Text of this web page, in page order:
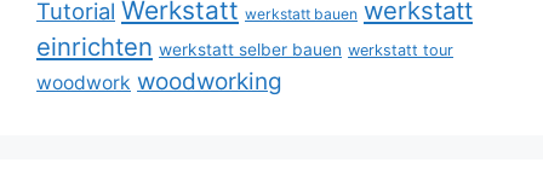
Tutorial Werkstatt werkstatt bauen werkstatt
einrichten werkstatt selber bauen werkstatt tour
woodwork woodworking